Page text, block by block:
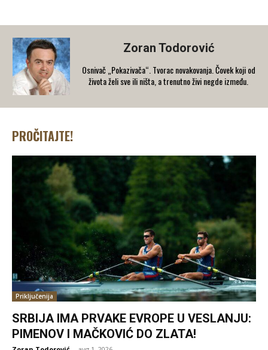
Zoran Todorović
Osnivač „Pokazivača“. Tvorac novakovanja. Čovek koji od
života želi sve ili ništa, a trenutno živi negde između.
PROČITAJTE!
Priključenija
SRBIJA IMA PRVAKE EVROPE U VESLANJU:
PIMENOV I MAČKOVIĆ DO ZLATA!